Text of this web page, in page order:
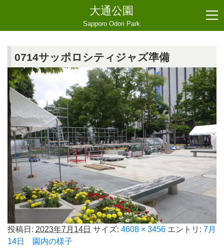
大通公園
Sapporo Odori Park
0714サッポロシティジャズ準備
投稿日: 2023年7月14日 サイズ: 4608 × 3456 エントリ: 7月
14日 園内の様子